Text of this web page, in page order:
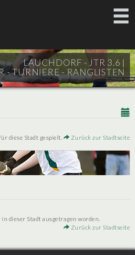
LAUCHDORF - JTR 3.6 |
- TURNIERE - RANGLISTEN
diese Stadt gespielt. Zurück zur Stadtseite
dieser Stadt ausgetragen worden.
Zurück zur Stadtseite